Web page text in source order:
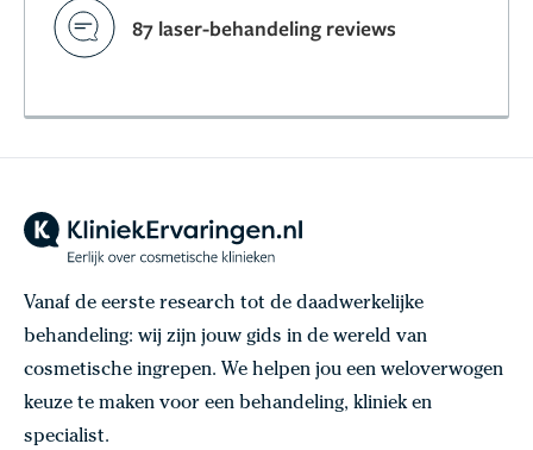
87 laser-behandeling reviews
Vanaf de eerste research tot de daadwerkelijke
behandeling: wij zijn jouw gids in de wereld van
cosmetische ingrepen. We helpen jou een weloverwogen
keuze te maken voor een behandeling, kliniek en
specialist.